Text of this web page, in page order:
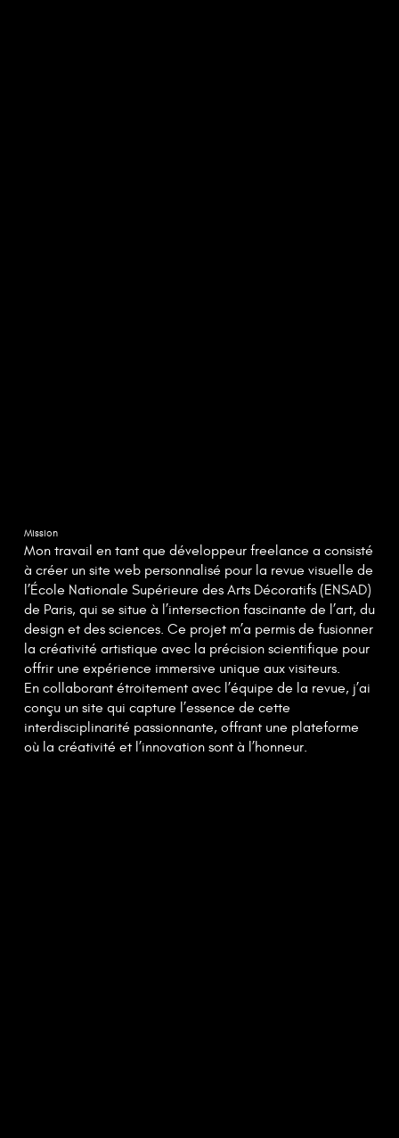
Mission
Mon travail en tant que développeur freelance a consisté
à créer un site web personnalisé pour la revue visuelle de
l’École Nationale Supérieure des Arts Décoratifs (ENSAD)
de Paris, qui se situe à l’intersection fascinante de l’art, du
design et des sciences. Ce projet m’a permis de fusionner
la créativité artistique avec la précision scientifique pour
offrir une expérience immersive unique aux visiteurs.
En collaborant étroitement avec l’équipe de la revue, j’ai
conçu un site qui capture l’essence de cette
interdisciplinarité passionnante, offrant une plateforme
où la créativité et l’innovation sont à l’honneur.